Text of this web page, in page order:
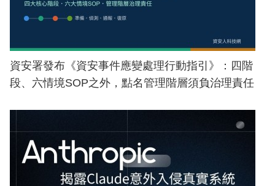
資安署發布《資安事件應變處理行動指引》：四階
段、六情境SOP之外，點名管理階層須負治理責任